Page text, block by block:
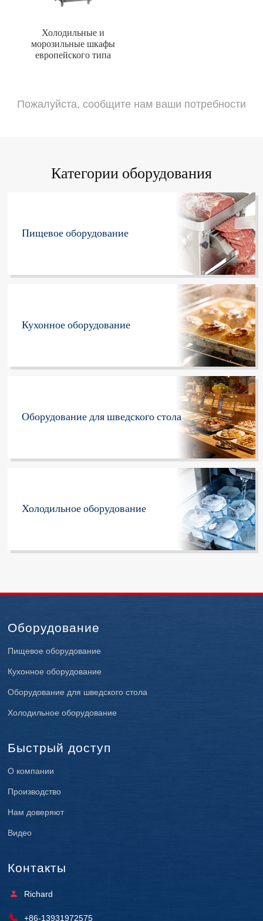
Холодильные и
морозильные шкафы
европейского типа
Пожалуйста, сообщите нам ваши потребности
Категории оборудования
Пищевое оборудование
Кухонное оборудование
Оборудование для шведского стола
Холодильное оборудование
Оборудование
Пищевое оборудование
Кухонное оборудование
Оборудование для шведского стола
Холодильное оборудование
Быстрый доступ
О компании
Производство
Нам доверяют
Видео
Контакты
Richard
+86-13931972575